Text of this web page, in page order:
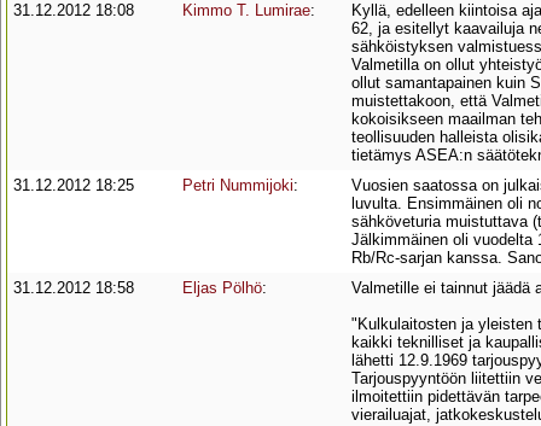
31.12.2012 18:08
Kimmo T. Lumirae:
Kyllä, edelleen kiintoisa
62, ja esitellyt kaavailuja
sähköistyksen
Valmetilla on ollut
ollut samantapainen kuin
muistettakoon, että
kokoisikseen maailman
teollisuuden halleista
tietämys ASEA:n
31.12.2012 18:25
Petri Nummijoki:
Vuosien saatossa on
luvulta. Ensimmäinen oli
sähköveturia muistuttava
Jälkimmäinen oli vuodelta
Rb/Rc-sarjan kanssa.
31.12.2012 18:58
Eljas Pölhö:
Valmetille ei tainnut jäädä
"Kulkulaitosten ja yleisten
kaikki teknilliset ja
lähetti 12.9.1969
Tarjouspyyntöön liitettiin
ilmoitettiin pidettävän
vierailuajat,